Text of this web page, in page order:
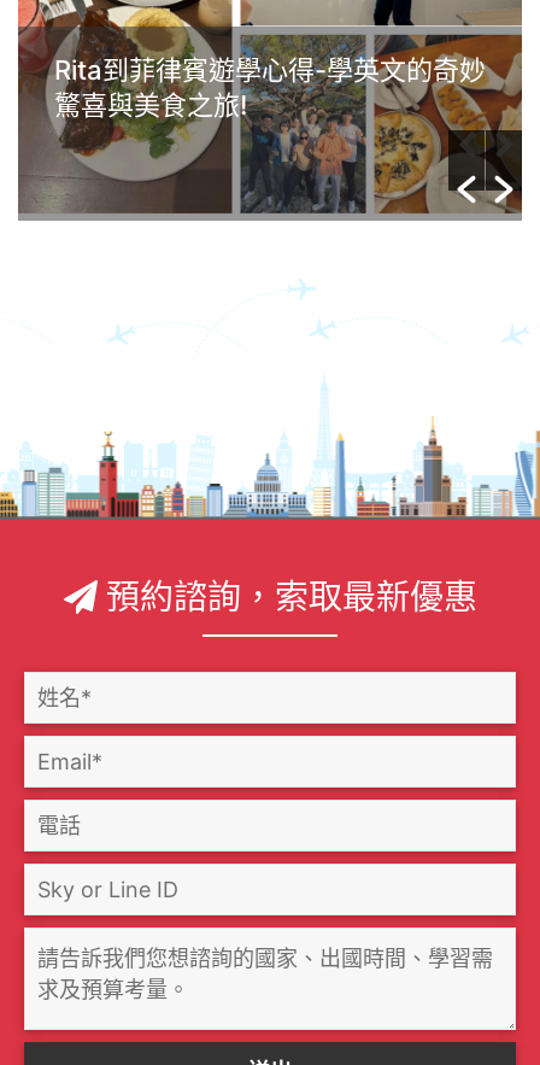
Rita到菲律賓遊學心得-學英文的奇妙
驚喜與美食之旅!
預約諮詢，索取最新優惠